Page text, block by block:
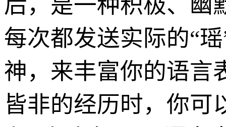
后，是一种积极、幽
每次都发送实际的“
神，来丰富你的语言
皆非的经历时，你可